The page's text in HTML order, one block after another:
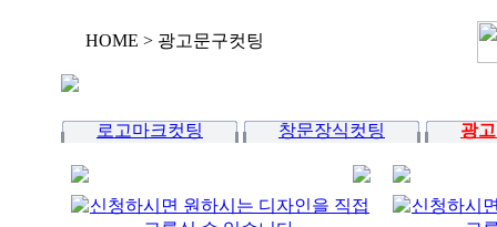
HOME > 광고문구컷팅
로고마크컷팅 창문장식컷팅 광